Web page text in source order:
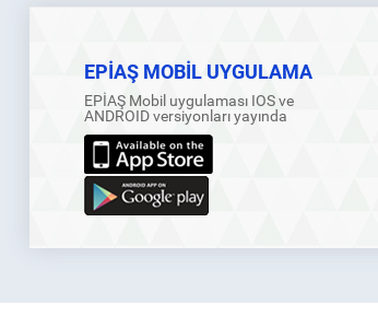
EPİAŞ MOBİL UYGULAMA
EPİAŞ Mobil uygulaması IOS ve
ANDROID versiyonları yayında